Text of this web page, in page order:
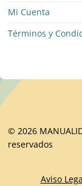
Mi Cuenta
Términos y
© 2026
reservados
Aviso